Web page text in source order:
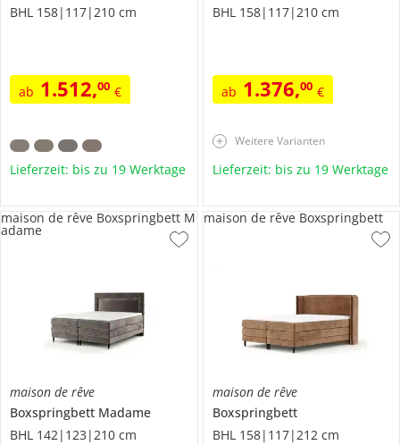
BHL 158|117|210 cm
ab 1.512,00 €
Lieferzeit: bis zu 19 Werktage
BHL 158|117|210 cm
ab 1.376,00 €
Weitere Varianten
Lieferzeit: bis zu 19 Werktage
maison de rêve
Boxspringbett Madame
BHL 142|123|210 cm
maison de rêve Boxspringbett M
adame
maison de rêve
Boxspringbett
BHL 158|117|212 cm
maison de rêve Boxspringbett